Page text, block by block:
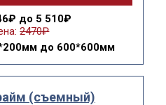
до 5 510₽
2470₽
до 600*600мм
(съемный)